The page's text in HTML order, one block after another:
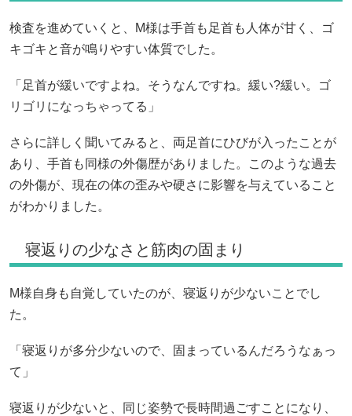
検査を進めていくと、M様は手首も足首も人体が甘く、ゴ
キゴキと音が鳴りやすい体質でした。
「足首が緩いですよね。そうなんですね。緩い?緩い。ゴ
リゴリになっちゃってる」
さらに詳しく聞いてみると、両足首にひびが入ったことが
あり、手首も同様の外傷歴がありました。このような過去
の外傷が、現在の体の歪みや硬さに影響を与えていること
がわかりました。
寝返りの少なさと筋肉の固まり
M様自身も自覚していたのが、寝返りが少ないことでし
た。
「寝返りが多分少ないので、固まっているんだろうなぁっ
て」
寝返りが少ないと、同じ姿勢で長時間過ごすことになり、